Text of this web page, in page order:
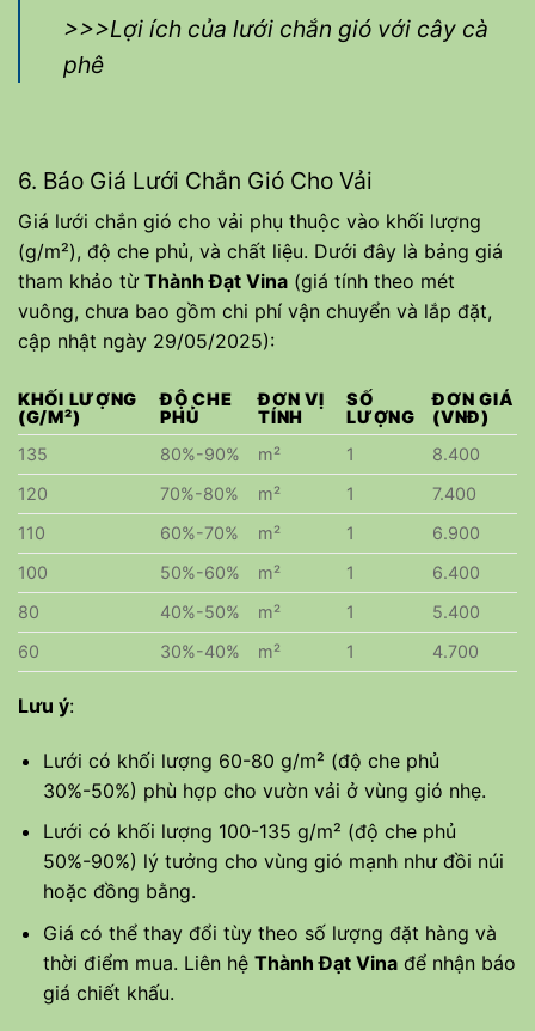
>>>Lợi ích của lưới chắn gió với cây cà
phê
6. Báo Giá Lưới Chắn Gió Cho Vải
Giá lưới chắn gió cho vải phụ thuộc vào khối lượng
(g/m²), độ che phủ, và chất liệu. Dưới đây là bảng giá
tham khảo từ Thành Đạt Vina (giá tính theo mét
vuông, chưa bao gồm chi phí vận chuyển và lắp đặt,
cập nhật ngày 29/05/2025):
KHỐI LƯỢNG
(G/M²)
ĐỘ CHE
PHỦ
ĐƠN VỊ
TÍNH
SỐ
LƯỢNG
ĐƠN GIÁ
(VNĐ)
135
80%-90% m² 1
8.400
120
70%-80% m² 1
7.400
110
60%-70% m² 1
6.900
100
50%-60% m² 1
6.400
80
40%-50% m² 1
5.400
60
30%-40% m² 1 4.700
Lưu ý:
Lưới có khối lượng 60-80 g/m² (độ che phủ
30%-50%) phù hợp cho vườn vải ở vùng gió nhẹ.
Lưới có khối lượng 100-135 g/m² (độ che phủ
50%-90%) lý tưởng cho vùng gió mạnh như đồi núi
hoặc đồng bằng.
Giá có thể thay đổi tùy theo số lượng đặt hàng và
thời điểm mua. Liên hệ Thành Đạt Vinađể nhận báo
giá chiết khấu.